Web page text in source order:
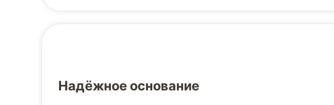
Надёжное основание